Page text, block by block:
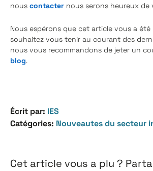
nous contacter nous serons heureux de
Nous espérons que cet article vous a été
souhaitez vous tenir au courant des
nous vous recommandons de jeter un
blog.
Écrit par: IES
Catégories: Nouveautes du secteur
Cet article vous a plu ?